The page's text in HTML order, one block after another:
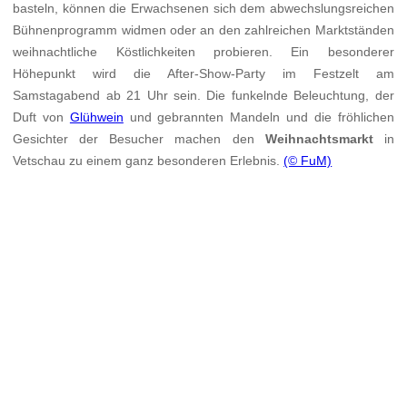
basteln, können die Erwachsenen sich dem abwechslungsreichen
Bühnenprogramm widmen oder an den zahlreichen Marktständen
weihnachtliche Köstlichkeiten probieren. Ein besonderer
Höhepunkt wird die After-Show-Party im Festzelt am
Samstagabend ab 21 Uhr sein. Die funkelnde Beleuchtung, der
Duft von Glühwein und gebrannten Mandeln und die fröhlichen
Gesichter der Besucher machen den Weihnachtsmarktin
Vetschau zu einem ganz besonderen Erlebnis.(© FuM)